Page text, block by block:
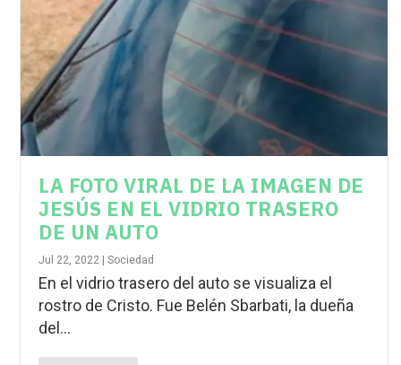
LA FOTO VIRAL DE LA IMAGEN DE
JESÚS EN EL VIDRIO TRASERO
DE UN AUTO
Jul 22, 2022 |Sociedad
En el vidrio trasero del auto se visualiza el
rostro de Cristo. Fue Belén Sbarbati, la dueña
del...